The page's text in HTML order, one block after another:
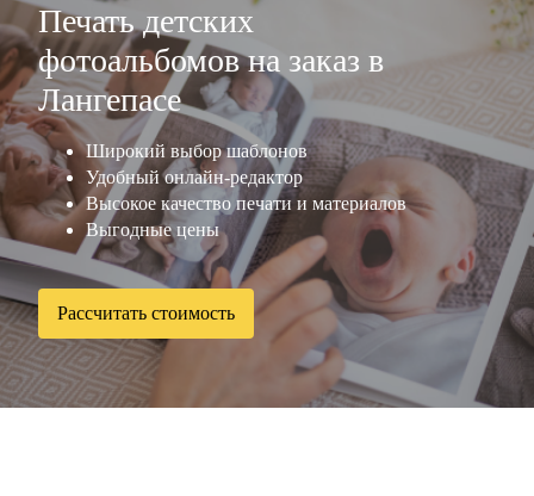
Печать детских
фотоальбомов на заказ в
Лангепасе
Широкий выбор шаблонов
Удобный онлайн-редактор
Высокое качество печати и материалов
Выгодные цены
Рассчитать стоимость